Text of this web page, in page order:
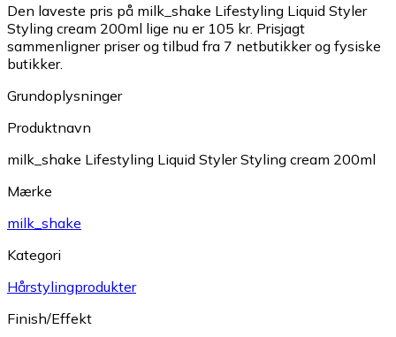
Den laveste pris på milk_shake Lifestyling Liquid Styler
Styling cream 200ml lige nu er 105 kr. Prisjagt
sammenligner priser og tilbud fra 7 netbutikker og fysiske
butikker.
Grundoplysninger
Produktnavn
milk_shake Lifestyling Liquid Styler Styling cream 200ml
Mærke
milk_shake
Kategori
Hårstylingprodukter
Finish/Effekt